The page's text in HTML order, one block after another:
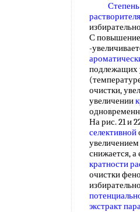
растворителя
С
-
подлежащих
очистки,
увеличении
На рис. 21 и
селективной
увеличением
снижается, а
кратности
очистки
экстракт